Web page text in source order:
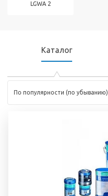
LGWA 2
Каталог
По популярности (по убыванию)